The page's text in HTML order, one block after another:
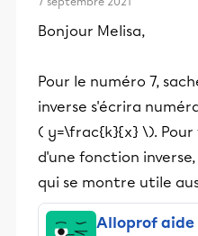
Bonjour Melisa,
Pour le numéro 7,
inverse s'écrira
( y=\frac{k}{x} \).
d'une fonction
qui se montre utile
Alloprof aide